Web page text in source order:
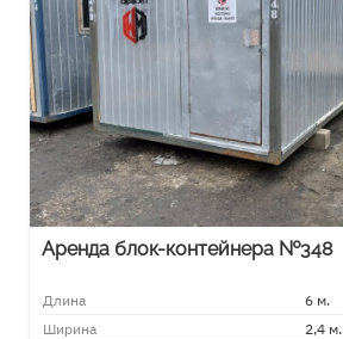
Аренда блок-контейнера №348
Длина
6 м.
Ширина
2,4 м.